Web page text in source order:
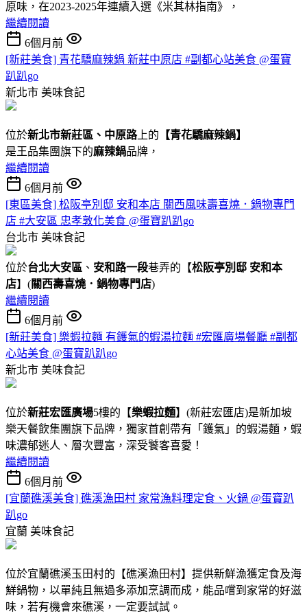
原味，在2023-2025年連續入選《米其林指南》，
繼續閱讀
6個月前
[新莊美食] 青花驕麻辣鍋 新莊中原店 #副都心站美食 @蛋寶
趴趴go
新北市 美味食記
位於新北市新莊區、中原路上的 【青花驕麻辣鍋】
是王品集團旗下的麻辣鍋品牌，
繼續閱讀
6個月前
[東區美食] 松阪亭別邸 安和本店 關西風味壽喜燒．鍋物專門
店 #大安區 忠孝敦化美食 @蛋寶趴趴go
台北市 美味食記
位於台北大安區 、 安和路一段巷弄的【松阪亭別邸 安和本
店】(關西壽喜燒．鍋物專門店)
繼續閱讀
6個月前
[新莊美食] 樂蝦拉麵 有鑊氣的蝦湯拉麵 #宏匯廣場餐廳 #副都
心站美食 @蛋寶趴趴go
新北市 美味食記
位於新莊宏匯廣場5樓的【樂蝦拉麵】(新莊宏匯店)是新加坡
樂天餐飲集團旗下品牌，獨家首創帶有「鑊氣」的蝦湯麵，蝦
味濃郁迷人、層次豐富，深受饕客喜愛！
繼續閱讀
6個月前
[宜蘭礁溪美食] 礁溪漁田村 家常漁料理定食、火鍋 @蛋寶趴
趴go
宜蘭 美味食記
位於宜蘭礁溪玉田村的【礁溪漁田村】提供新鮮漁獲定食及海
鮮鍋物，以單純且無過多添加烹調而成，能品嚐到家常的好滋
味，若有機會來礁溪，一定要試試。